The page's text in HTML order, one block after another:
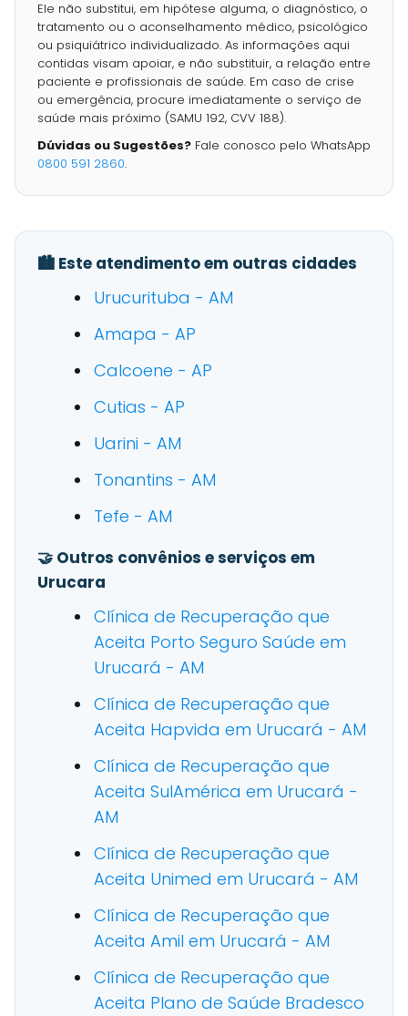
Ele não substitui, em hipótese alguma, o diagnóstico, o
tratamento ou o aconselhamento médico, psicológico
ou psiquiátrico individualizado. As informações aqui
contidas visam apoiar, e não substituir, a relação entre
paciente e profissionais de saúde. Em caso de crise
ou emergência, procure imediatamente o serviço de
saúde mais próximo (SAMU 192, CVV 188).
Dúvidas ou Sugestões? Fale conosco pelo WhatsApp
0800 591 2860.
🏙️ Este atendimento em outras cidades
Urucurituba - AM
Amapa - AP
Calcoene - AP
Cutias - AP
Uarini - AM
Tonantins - AM
Tefe - AM
🤝 Outros convênios e serviços em
Urucara
Clínica de Recuperação que
Aceita Porto Seguro Saúde em
Urucará - AM
Clínica de Recuperação que
Aceita Hapvida em Urucará - AM
Clínica de Recuperação que
Aceita SulAmérica em Urucará -
AM
Clínica de Recuperação que
Aceita Unimed em Urucará - AM
Clínica de Recuperação que
Aceita Amil em Urucará - AM
Clínica de Recuperação que
Aceita Plano de Saúde Bradesco